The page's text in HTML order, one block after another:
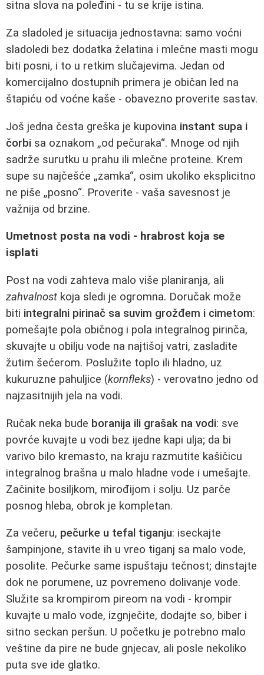
sitna slova na poleđini - tu se krije istina.
Za sladoled je situacija jednostavna: samo voćni
sladoledi bez dodatka želatina i mlečne masti mogu
biti posni, i to u retkim slučajevima. Jedan od
komercijalno dostupnih primera je običan led na
štapiću od voćne kaše - obavezno proverite sastav.
Još jedna česta greška je kupovina instant supa i
čorbi sa oznakom „od pečuraka“. Mnoge od njih
sadrže surutku u prahu ili mlečne proteine. Krem
supe su najčešće „zamka“, osim ukoliko eksplicitno
ne piše „posno“. Proverite - vaša savesnost je
važnija od brzine.
Umetnost posta na vodi - hrabrost koja se
isplati
Post na vodi zahteva malo više planiranja, ali
zahvalnost koja sledi je ogromna. Doručak može
biti integralni pirinač sa suvim grožđem i cimetom:
pomešajte pola običnog i pola integralnog pirinča,
skuvajte u obilju vode na najtišoj vatri, zasladite
žutim šećerom. Poslužite toplo ili hladno, uz
kukuruzne pahuljice (kornfleks) - verovatno jedno od
najzasitnijih jela na vodi.
Ručak neka bude boranija ili grašak na vodi: sve
povrće kuvajte u vodi bez ijedne kapi ulja; da bi
varivo bilo kremasto, na kraju razmutite kašičicu
integralnog brašna u malo hladne vode i umešajte.
Začinite bosiljkom, mirođijom i solju. Uz parče
posnog hleba, obrok je kompletan.
Za večeru, pečurke u tefal tiganju: iseckajte
šampinjone, stavite ih u vreo tiganj sa malo vode,
posolite. Pečurke same ispuštaju tečnost; dinstajte
dok ne porumene, uz povremeno dolivanje vode.
Služite sa krompirom pireom na vodi - krompir
kuvajte u malo vode, izgnječite, dodajte so, biber i
sitno seckan peršun. U početku je potrebno malo
veštine da pire ne bude gnjecav, ali posle nekoliko
puta sve ide glatko.